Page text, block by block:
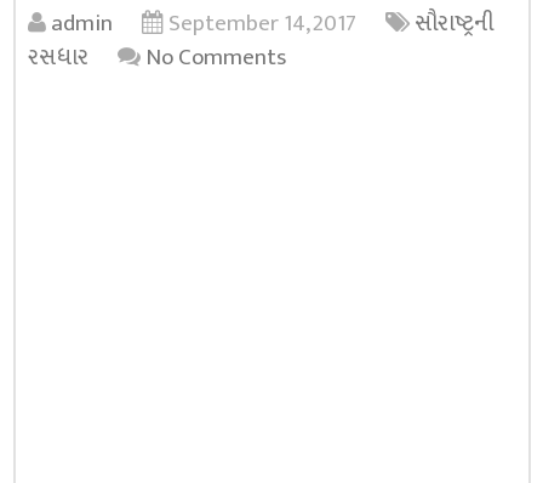
admin September 14, 2017
સૌરાષ્ટ્રની
રસધાર
No Comments